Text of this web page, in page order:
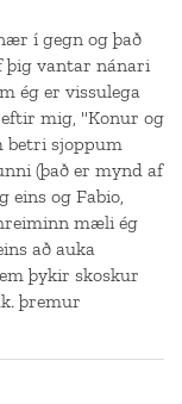
í gegn og það
þig vantar nánari
ég er vissulega
mig, "Konur og
betri sjoppum
(það er mynd af
eins og Fabio,
mæli ég
að auka
þykir skoskur
þremur